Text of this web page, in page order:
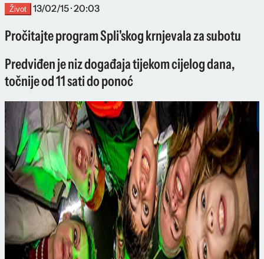
Život 13/02/15 · 20:03
Pročitajte program Spli'skog krnjevala za subotu
Predviđen je niz događaja tijekom cijelog dana,
točnije od 11 sati do ponoć